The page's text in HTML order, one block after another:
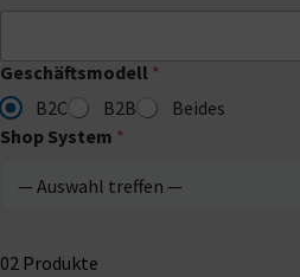
Geschäftsmodell *
B2C
B2B
Beides
Shop System *
02 Produkte